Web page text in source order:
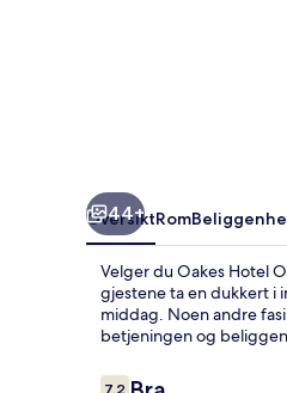
44+
OversiktRom
Velger du Oakes Hotel
gjestene ta en dukkert i
middag. Noen andre
betjeningen og
Anmeldelser
7,2